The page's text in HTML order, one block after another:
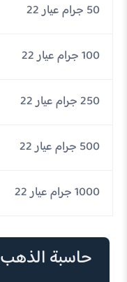
50 جرام عيار 22
100 جرام عيار 22
250 جرام عيار 22
500 جرام عيار 22
1000 جرام عيار 22
حاسبة الذهب